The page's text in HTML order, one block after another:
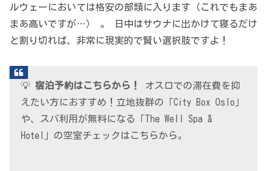
ルウェーにおいては格安の部類に入ります（これでもまあ
まあ高いですが…） 。 日中はサウナに出かけて寝るだけ
と割り切れば、非常に現実的で賢い選択肢ですよ！
💡宿泊予約はこちらから！
オスロでの滞在費を抑
えたい方におすすめ！立地抜群の「City Box Oslo」
や、スパ利用が無料になる「The Well Spa &
Hotel」の空室チェックはこちらから。